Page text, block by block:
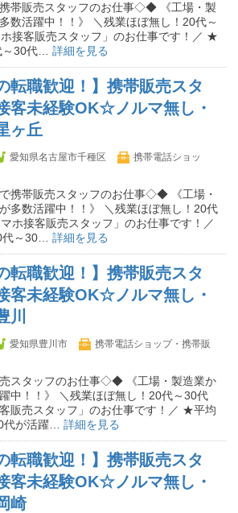
帯販売スタッフのお仕事◇◆ 《工場・製
数活躍中！！》 ＼残業ほぼ無し！20代～
接客販売スタッフ」のお仕事です！／ ★
～30代… 詳細を見る
転職歓迎！】携帯販売スタ
客未経験OK☆ノルマ無し・
ヶ丘
愛知県名古屋市千種区
携帯電話ショッ
携帯販売スタッフのお仕事◇◆ 《工場・
多数活躍中！！》 ＼残業ほぼ無し！20代
ホ接客販売スタッフ」のお仕事です！／
～30… 詳細を見る
転職歓迎！】携帯販売スタ
客未経験OK☆ノルマ無し・
愛知県豊川市
携帯電話ショップ・携帯販
スタッフのお仕事◇◆ 《工場・製造業か
中！！》 ＼残業ほぼ無し！20代～30代
販売スタッフ」のお仕事です！／ ★平均
代が活躍… 詳細を見る
転職歓迎！】携帯販売スタ
客未経験OK☆ノルマ無し・
崎